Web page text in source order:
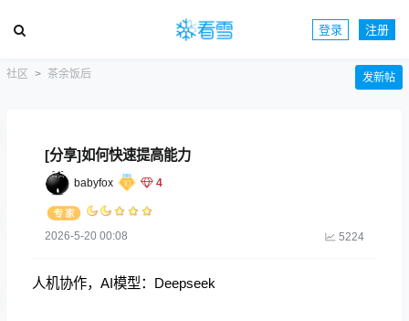
登录 注册
社区 茶余饭后 发新帖
[分享]如何快速提高能力
babyfox 4
2026-5-20 00:08 5224
人机协作，AI模型：Deepseek